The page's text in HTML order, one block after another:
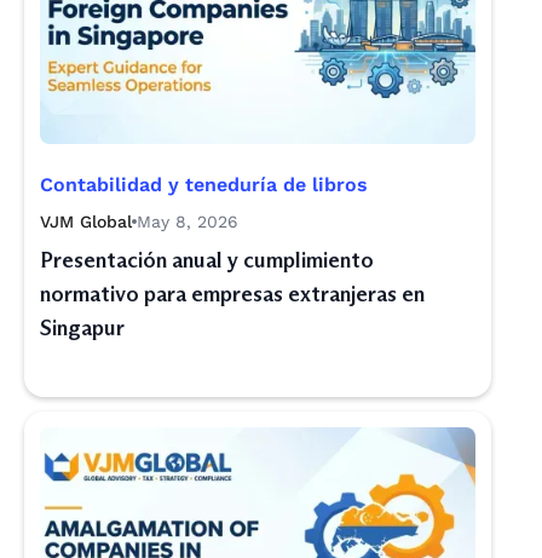
Contabilidad y teneduría de libros
VJM Global May 8, 2026
Presentación anual y cumplimiento
normativo para empresas extranjeras en
Singapur